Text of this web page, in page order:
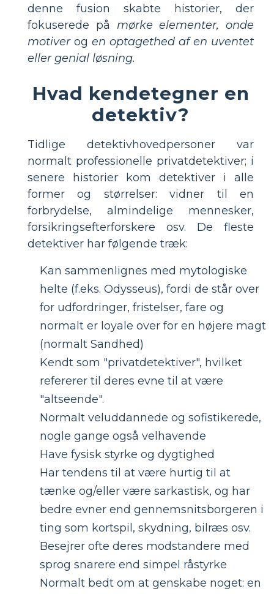
denne fusion skabte historier, der
fokuserede på mørke elementer, onde
motiverog en optagethed af en uventet
eller genial løsning.
Hvad kendetegner en
detektiv?
Tidlige detektivhovedpersoner var
normalt professionelle privatdetektiver; i
senere historier kom detektiver i alle
former og størrelser: vidner til en
forbrydelse, almindelige mennesker,
forsikringsefterforskere osv. De fleste
detektiver har følgende træk:
Kan sammenlignes med mytologiske
helte (f.eks. Odysseus), fordi de står over
for udfordringer, fristelser, fare og
normalt er loyale over for en højere magt
(normalt Sandhed)
Kendt som "privatdetektiver", hvilket
refererer til deres evne til at være
"altseende".
Normalt veluddannede og sofistikerede,
nogle gange også velhavende
Have fysisk styrke og dygtighed
Har tendens til at være hurtig til at
tænke og/eller være sarkastisk, og har
bedre evner end gennemsnitsborgeren i
ting som kortspil, skydning, bilræs osv.
Besejrer ofte deres modstandere med
sprog snarere end simpel råstyrke
Normalt bedt om at genskabe noget: en